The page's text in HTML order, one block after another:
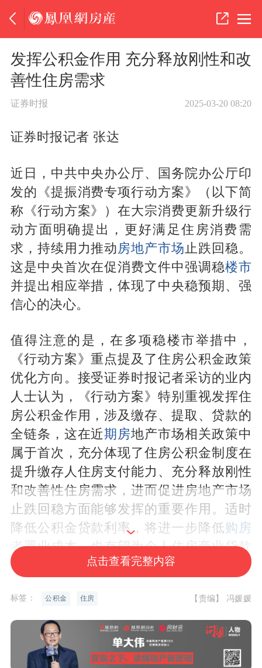
发挥公积金作用 充分释放刚性和改
善性住房需求
证券时报 2025-03-20 08:20
证券时报记者 张达
近日，中共中央办公厅、国务院办公厅印
发的《提振消费专项行动方案》（以下简
称《行动方案》）在大宗消费更新升级行
动方面明确提出，更好满足住房消费需
求，持续用力推动 房地产市场 止跌回稳。
这是中央首次在促消费文件中强调稳楼市
并提出相应举措，体现了中央稳预期、强
信心的决心。
值得注意的是，在多项稳楼市举措中，
《行动方案》重点提及了住房公积金政策
优化方向。接受证券时报记者采访的业内
人士认为，《行动方案》特别重视发挥住
房公积金作用，涉及缴存、提取、贷款的
全链条，这在近期房地产市场相关政策中
属于首次，充分体现了住房公积金制度在
提升缴存人住房支付能力、充分释放刚性
和改善性住房需求，进而促进房地产市场
止跌回稳方面能够发挥的重要作用。适时
降低公积金贷款利率，将进一步降低购房
者置业成本，也有望为个人住房商业贷款
利率的下调释放一定空间。扩大公积金使
效缓解首付款压力，同时赋能居住服务领
域。
1 当前公积金利率已成后续商贷利率下调
点击查看完整内容
标签： 公积金 住房 【责编】 冯媛媛